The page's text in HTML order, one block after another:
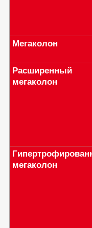
Мегаколон
Расширенный
мегаколон
мегаколон